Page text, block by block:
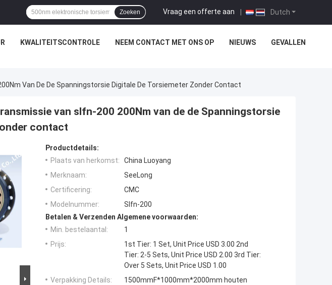
Dutch
Vraag een offerte aan |
Zoeken
KWALITEITSCONTROLE NEEM CONTACT MET ONS OP NIEUWS GEVALLEN
Van De De Spanningstorsie Digitale De Torsiemeter Zonder Contact
van slfn-200 200Nm van de de Spanningstorsie
contact
Productdetails:
Plaats van herkomst:
China Luoyang
Merknaam:
SeeLong
Certificering:
CMC
Modelnummer:
Slfn-200
Betalen & Verzenden Algemene voorwaarden:
Min. bestelaantal:
1
Prijs:
1st Tier: 1 Set, Unit Price USD 3.00 2nd
Tier: 2-5 Sets, Unit Price USD 2.00 3rd Tier:
Over 5 Sets, Unit Price USD 1.00
Verpakking Details:
1500mmF*1000mm*2000mm houten